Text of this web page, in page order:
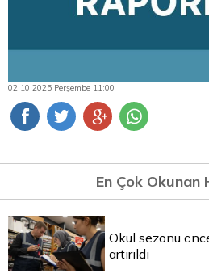
02.10.2025 Perşembe 11:00
En Çok Okunan
Okul sezonu
artırıldı